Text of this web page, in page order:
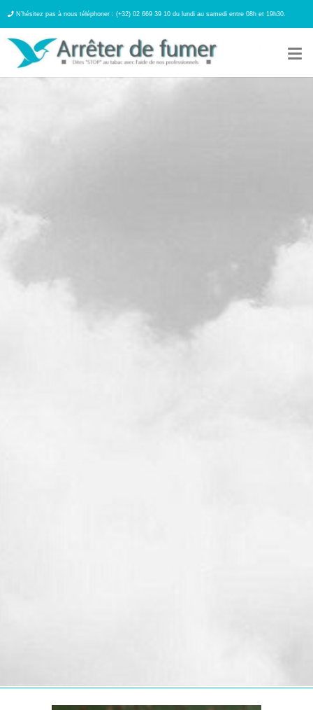
N’hésitez pas à nous téléphoner : (+32) 02 669 39 10 du lundi au samedi entre 08h et 19h30.